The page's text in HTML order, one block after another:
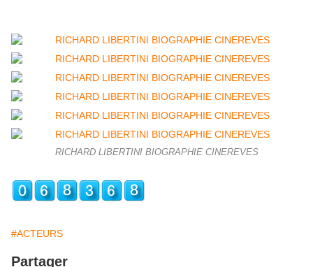
RICHARD LIBERTINI BIOGRAPHIE CINEREVES
#ACTEURS
Partager